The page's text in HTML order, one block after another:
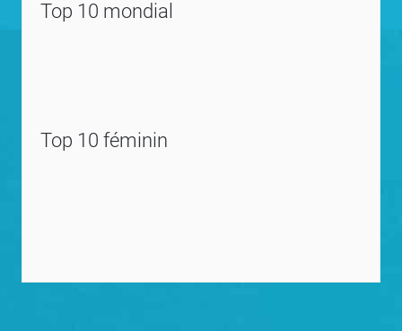
Top 10 mondial
Top 10 féminin